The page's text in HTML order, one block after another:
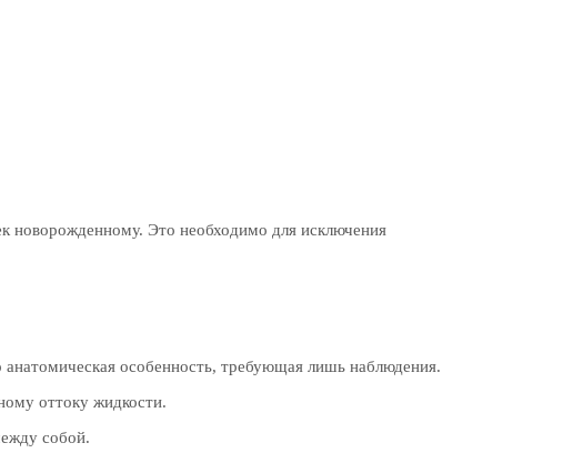
новорожденному. Это необходимо для исключения
особенность, требующая лишь наблюдения.
оттоку жидкости.
собой.